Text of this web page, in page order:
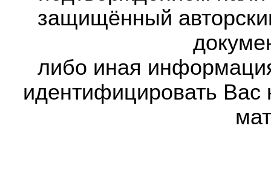
защищённый
либо иная
идентифицировать Вас